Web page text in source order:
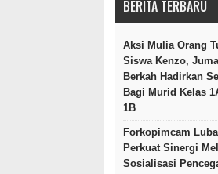
BERITA TERBARU
Aksi Mulia Orang
Siswa Kenzo,
Berkah Hadirkan
Bagi Murid Kelas
1B
Forkopimcam
Perkuat Sinergi
Sosialisasi